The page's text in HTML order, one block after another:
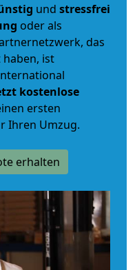
und stressfrei
oder als
das
ist
kostenlose
ersten
Ihren Umzug.
erhalten